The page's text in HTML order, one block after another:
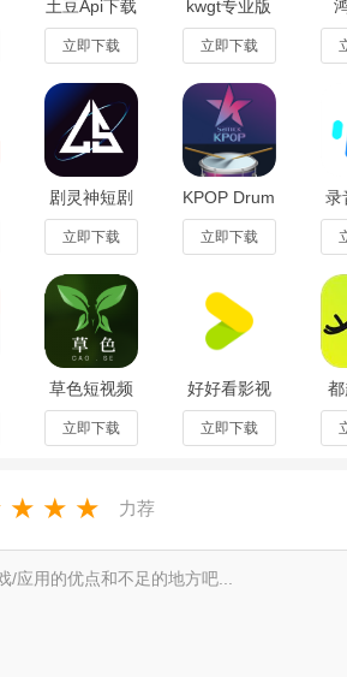
视或电脑前观赛，需要随时随地在手机看球赛
需要查询专业赛事数据、了解最新足篮资讯
土豆Api下载
安装最新版
v1.1.3安卓
版
立即下载
kwgt专业版
3.77b432414
立即下载
剧灵神短剧
app最新版
1.0.09安卓
版
立即下载
KPOP Drum
手机版下载
免费版1.1.2
立即下载
录
文
草色短视频
最新版
app1.2.8手
机版
立即下载
好好看影视
app官方最
新版v3.4.2
安卓版
立即下载
官
★ ★ ★ 力荐